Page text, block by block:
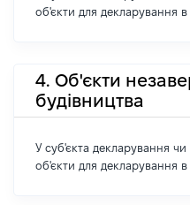
об'єкти для декларування в
4. Об'єкти
будівництва
У суб'єкта декларування чи
об'єкти для декларування в